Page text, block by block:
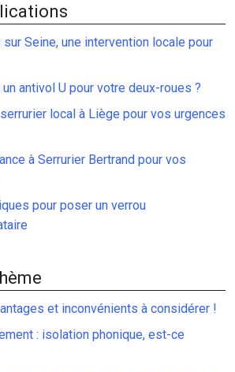
Seine, une intervention locale pour
antivol U pour votre deux-roues ?
local à Liège pour vos urgences
à Serrurier Bertrand pour vos
pour poser un verrou
et inconvénients à considérer !
: isolation phonique, est-ce